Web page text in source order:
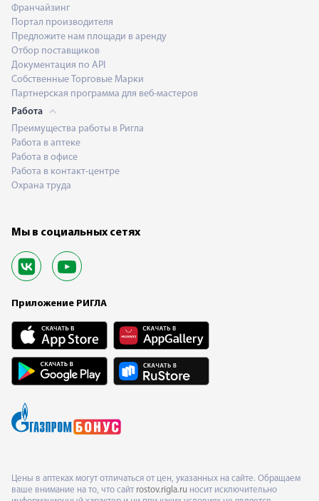
Франчайзинг
Портал производителя
Предложите нам площади в аренду
Отбор поставщиков
Документация по API
Собственные Торговые Марки
Партнерская программа для веб-мастеров
Работа
Преимущества работы в Ригла
Работа в аптеке
Работа в офисе
Работа в контакт-центре
Охрана труда
Мы в социальных сетях
Приложение РИГЛА
Цены в аптеках могут отличаться от цен, указанных на сайте. Обращаем
ваше внимание на то, что сайт rostov.rigla.ru носит исключительно